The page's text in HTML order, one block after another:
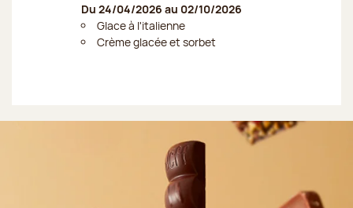
Du 24/04/2026 au 02/10/2026
Glace à l'italienne
Crème glacée et sorbet